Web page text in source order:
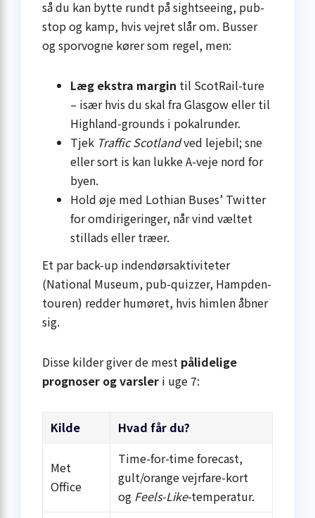
så du kan bytte rundt på sightseeing, pub-
stop og kamp, hvis vejret slår om. Busser
og sporvogne kører som regel, men:
Læg ekstra margin til ScotRail-ture
– især hvis du skal fra Glasgow eller til
Highland-grounds i pokalrunder.
Tjek Traffic Scotlandved leje­bil; sne
eller sort is kan lukke A-veje nord for
byen.
Hold øje med Lothian Buses’ Twitter
for omdirigeringer, når vind væltet
stillads eller træer.
Et par back-up indendørsaktiviteter
(National Museum, pub-quizzer, Hampden-
touren) redder humøret, hvis himlen åbner
sig.
Disse kilder giver de mest pålidelige
prognoser og varsler i uge 7:
Kilde Hvad får du?
Met
Office
Time-for-time forecast,
gult/orange vejrfare-kort
og Feels-Like-temperatur.